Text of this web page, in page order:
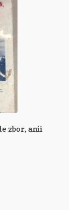
zbor, anii